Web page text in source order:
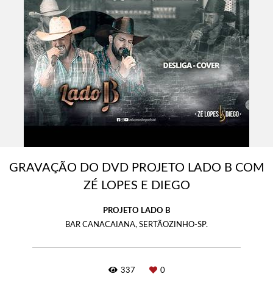
GRAVAÇÃO DO DVD PROJETO LADO B COM
ZÉ LOPES E DIEGO
PROJETO LADO B
BAR CANACAIANA, SERTÃOZINHO-SP.
337 0